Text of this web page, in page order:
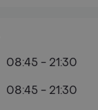
08:45 - 21:30
08:45 - 21:30